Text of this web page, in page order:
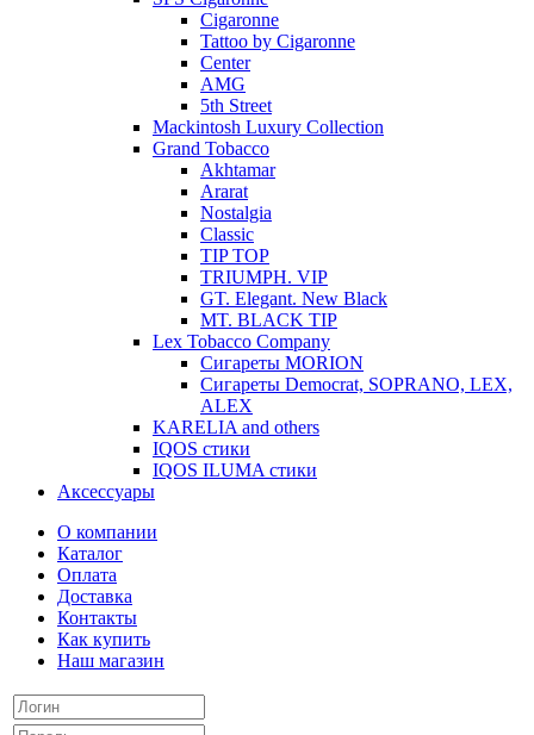
Сigaronne
Tattoo by Cigaronne
Center
AMG
5th Street
Mackintosh Luxury Collection
Grand Tobacco
Akhtamar
Ararat
Nostalgia
Classic
TIP TOP
TRIUMPH. VIP
GT. Elegant. New Black
MT. BLACK TIP
Lex Tobacco Company
Сигареты MORION
Сигареты Democrat, SOPRANO, LEX,
ALEX
KARELIA and others
IQOS стики
IQOS ILUMA стики
Аксессуары
О компании
Каталог
Оплата
Доставка
Контакты
Как купить
Наш магазин